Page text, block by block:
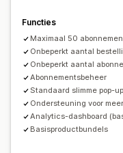
Vaste prijzen
Proefperiodes
Aangepaste prijzen
Functies
Maximaal 50
Onbeperkt aantal
Onbeperkt aantal
Abonnementsbeheer
Standaard slimme pop-
Ondersteuning voor
Analytics-dashboard
Basisproductbundels